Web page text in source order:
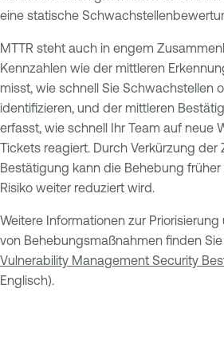
eine statische
MTTR steht auch in engem
Kennzahlen wie der mittleren
misst, wie schnell Sie Schwachstellen
identifizieren, und der mittleren
erfasst, wie schnell Ihr Team auf neue
Tickets reagiert. Durch Verkürzung der
Bestätigung kann die Behebung
Risiko weiter reduziert wird.
Weitere Informationen zur
von Behebungsmaßnahmen finden Sie
Vulnerability Management Security
Englisch).